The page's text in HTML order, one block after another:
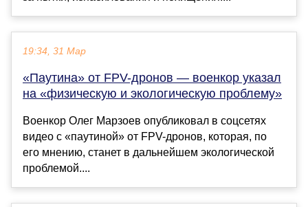
19:34, 31 Мар
«Паутина» от FPV-дронов — военкор указал
на «физическую и экологическую проблему»
Военкор Олег Марзоев опубликовал в соцсетях
видео с «паутиной» от FPV-дронов, которая, по
его мнению, станет в дальнейшем экологической
проблемой....